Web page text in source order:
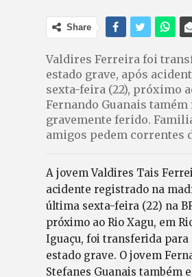
Share
Valdires Ferreira foi
estado grave, após
sexta-feira (22), próximo
Fernando Guanais tamém
gravemente ferido.
amigos pedem correntes
A jovem Valdires Tais
acidente registrado na
última sexta-feira (22) na
próximo ao Rio Xagu, em
Iguaçu, foi transferida para
estado grave. O jovem
Stefanes Guanais também